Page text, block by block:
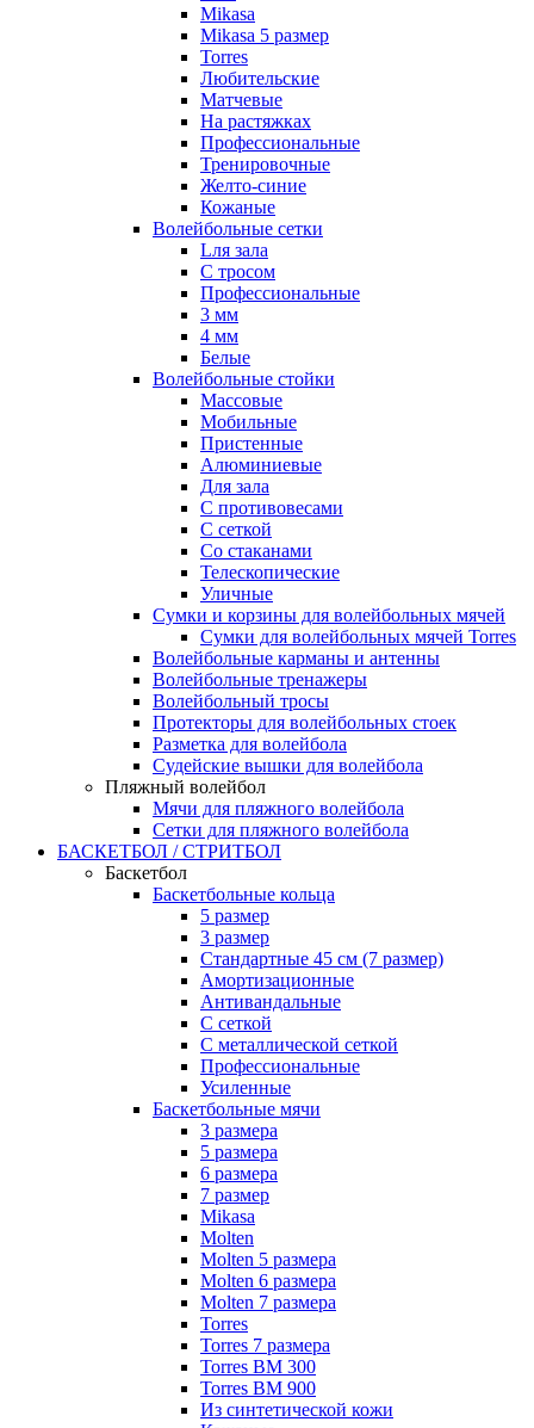
Mikasa
Mikasa 5 размер
Torres
Любительские
Матчевые
На растяжках
Профессиональные
Тренировочные
Желто-синие
Кожаные
Волейбольные сетки
Lля зала
C тросом
Профессиональные
3 мм
4 мм
Белые
Волейбольные стойки
Массовые
Мобильные
Пристенные
Алюминиевые
Для зала
С противовесами
С сеткой
Со стаканами
Телескопические
Уличные
Сумки и корзины для волейбольных мячей
Сумки для волейбольных мячей Torres
Волейбольные карманы и антенны
Волейбольные тренажеры
Волейбольный тросы
Протекторы для волейбольных стоек
Разметка для волейбола
Судейские вышки для волейбола
Пляжный волейбол
Мячи для пляжного волейбола
Сетки для пляжного волейбола
БАСКЕТБОЛ / СТРИТБОЛ
Баскетбол
Баскетбольные кольца
5 размер
3 размер
Стандартные 45 см (7 размер)
Амортизационные
Антивандальные
С сеткой
С металлической сеткой
Профессиональные
Усиленные
Баскетбольные мячи
3 размера
5 размера
6 размера
7 размер
Mikasa
Molten
Molten 5 размера
Molten 6 размера
Molten 7 размера
Torres
Torres 7 размера
Torres BM 300
Torres BM 900
Из синтетической кожи